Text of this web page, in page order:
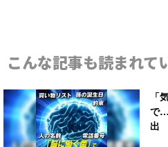
こんな記事も読まれて
「
で
出